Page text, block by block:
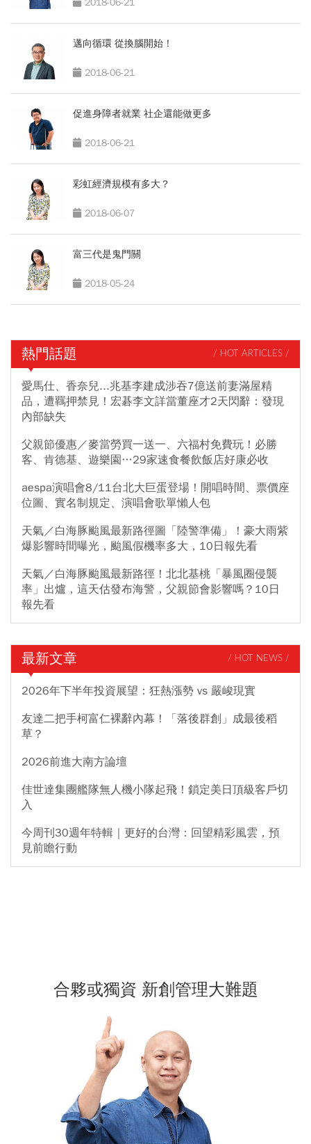
邁向循環 從換腦開始！
2018-06-21
促進身障者就業 社企還能做更多
2018-06-21
彩虹經濟規模有多大？
2018-06-07
富三代是鬼門關
2018-05-24
熱門話題 / HOT ARTICLES /
愛馬仕、香奈兒...兆基李建成涉吞7億送前妻滿屋精
品，遭羈押禁見！宏碁李文詳當董座才2天閃辭：發現
內部缺失
父親節優惠／麥當勞買一送一、六福村免費玩！必勝
客、肯德基、遊樂園…29家速食餐飲飯店好康必收
aespa演唱會8/11台北大巨蛋登場！開唱時間、票價座
位圖、實名制規定、演唱會歌單懶人包
天氣／白海豚颱風最新路徑圖「陸警準備」！豪大雨紫
爆影響時間曝光，颱風假機率多大，10日報先看
天氣／白海豚颱風最新路徑！北北基桃「暴風圈侵襲
率」出爐，這天估發布海警，父親節會影響嗎？10日
報先看
最新文章 / HOT NEWS /
2026年下半年投資展望：狂熱漲勢 vs 嚴峻現實
友達二把手柯富仁裸辭內幕！「落後群創」成最後稻
草？
2026前進大南方論壇
佳世達集團艦隊無人機小隊起飛！鎖定美日頂級客戶切
入
今周刊30週年特輯｜更好的台灣：回望精彩風雲，預
見前瞻行動
合夥或獨資 新創管理大難題